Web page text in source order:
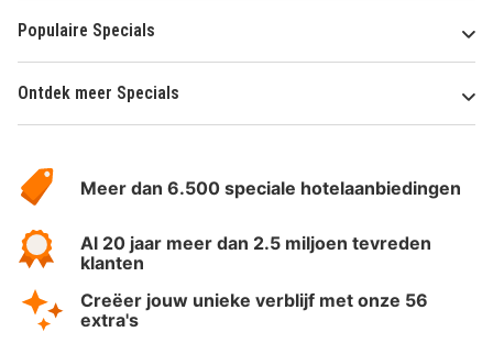
Populaire Specials
Ontdek meer Specials
HotelSpecials
Meer dan 6.500 speciale hotelaanbiedingen
Al 20 jaar meer dan 2.5 miljoen tevreden
klanten
Creëer jouw unieke verblijf met onze 56
extra's